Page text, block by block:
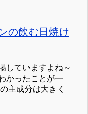
の飲む日焼け
していますよね～
かったことが一
主成分は大きく